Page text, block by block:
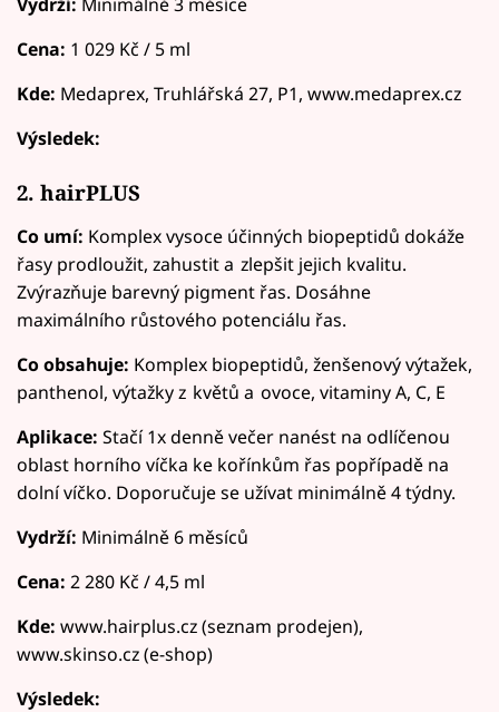
Cena: 1 029 Kč / 5 ml
Kde: Medaprex, Truhlářská 27, P1, www.medaprex.cz
Výsledek:
2. hairPLUS
Co umí: Komplex vysoce účinných biopeptidů dokáže
řasy prodloužit, zahustit a zlepšit jejich kvalitu.
Zvýrazňuje barevný pigment řas. Dosáhne
maximálního růstového potenciálu řas.
Co obsahuje: Komplex biopeptidů, ženšenový výtažek,
panthenol, výtažky z květů a ovoce, vitaminy A, C, E
Aplikace: Stačí 1x denně večer nanést na odlíčenou
oblast horního víčka ke kořínkům řas popřípadě na
dolní víčko. Doporučuje se užívat minimálně 4 týdny.
Vydrží: Minimálně 6 měsíců
Cena: 2 280 Kč / 4,5 ml
Kde: www.hairplus.cz (seznam prodejen),
www.skinso.cz (e-shop)
Výsledek: